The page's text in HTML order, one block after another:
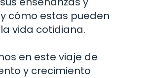
cómo estas pueden
vida cotidiana.
en este viaje de
y crecimiento